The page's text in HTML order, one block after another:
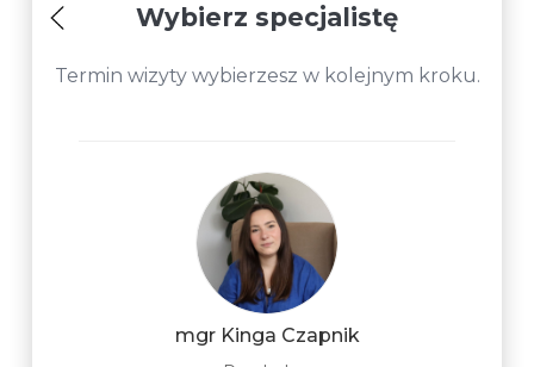
Wybierz specjalistę
Termin wizyty wybierzesz w kolejnym kroku.
mgr Kinga Czapnik